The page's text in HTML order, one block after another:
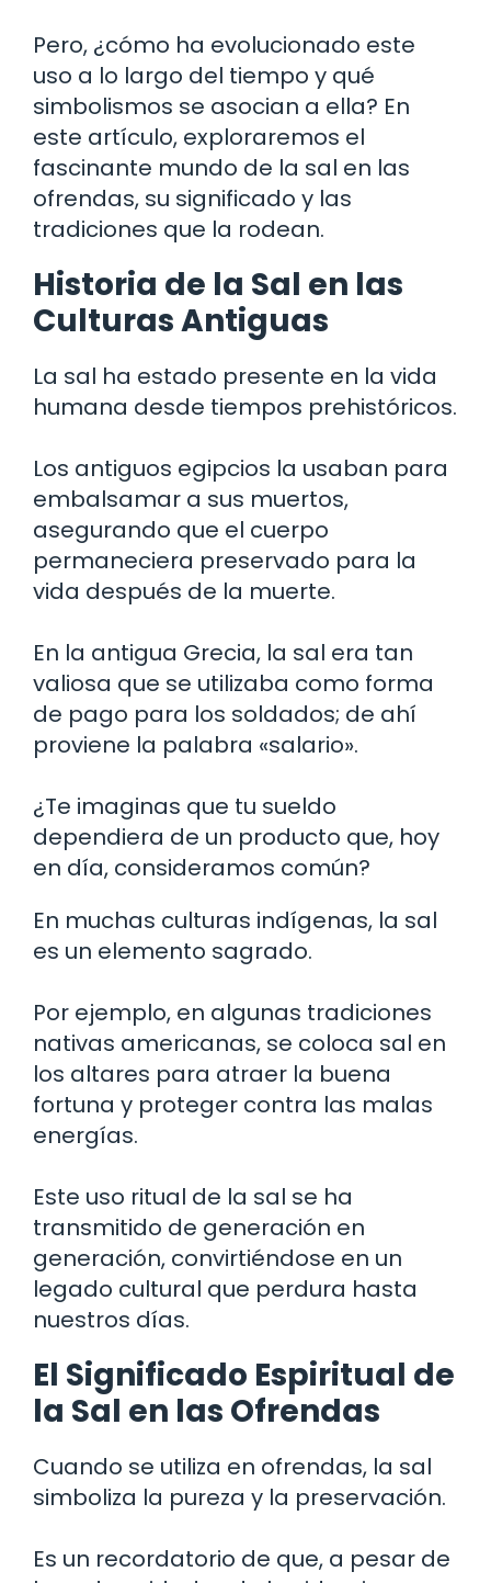
Pero, ¿cómo ha evolucionado este
uso a lo largo del tiempo y qué
simbolismos se asocian a ella? En
este artículo, exploraremos el
fascinante mundo de la sal en las
ofrendas, su significado y las
tradiciones que la rodean.
Historia de la Sal en las
Culturas Antiguas
La sal ha estado presente en la vida
humana desde tiempos prehistóricos.
Los antiguos egipcios la usaban para
embalsamar a sus muertos,
asegurando que el cuerpo
permaneciera preservado para la
vida después de la muerte.
En la antigua Grecia, la sal era tan
valiosa que se utilizaba como forma
de pago para los soldados; de ahí
proviene la palabra «salario».
¿Te imaginas que tu sueldo
dependiera de un producto que, hoy
en día, consideramos común?
En muchas culturas indígenas, la sal
es un elemento sagrado.
Por ejemplo, en algunas tradiciones
nativas americanas, se coloca sal en
los altares para atraer la buena
fortuna y proteger contra las malas
energías.
Este uso ritual de la sal se ha
transmitido de generación en
generación, convirtiéndose en un
legado cultural que perdura hasta
nuestros días.
El Significado Espiritual de
la Sal en las Ofrendas
Cuando se utiliza en ofrendas, la sal
simboliza la pureza y la preservación.
Es un recordatorio de que, a pesar de